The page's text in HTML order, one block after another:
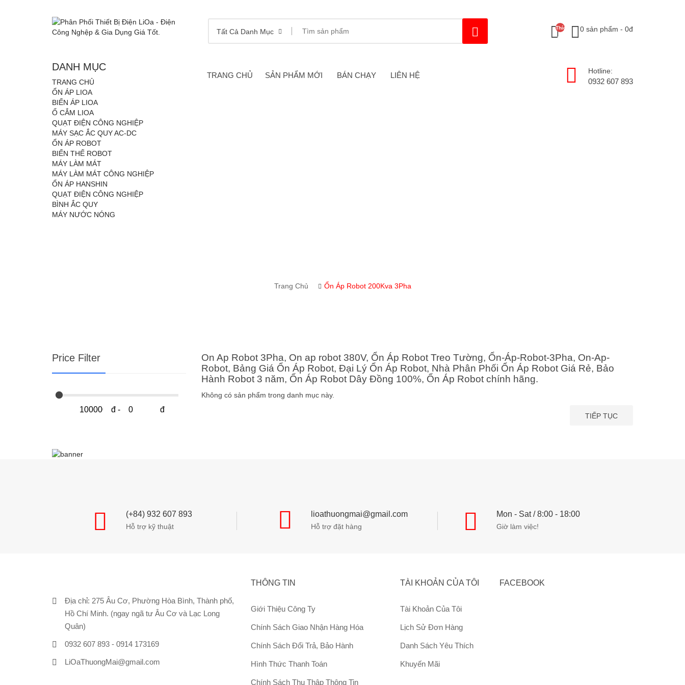
Tất Cả Danh Mục 0 sản phẩm - 0đ
Thích
(0)
DANH MỤC
TRANG CHỦ
ỔN ÁP LIOA
BIẾN ÁP LIOA
Ổ CẮM LIOA
QUẠT ĐIỆN CÔNG NGHIỆP
MÁY SẠC ẮC QUY AC-DC
ỔN ÁP ROBOT
BIẾN THẾ ROBOT
MÁY LÀM MÁT
MÁY LÀM MÁT CÔNG NGHIỆP
ỔN ÁP HANSHIN
QUẠT ĐIỆN CÔNG NGHIỆP
BÌNH ẮC QUY
MÁY NƯỚC NÓNG
TRANG CHỦ SẢN PHẨM MỚI BÁN CHẠY LIÊN HỆ Hotline:
0932 607 893
Trang Chủ Ổn Áp Robot 200Kva 3Pha
Price Filter
đ- đ
On Ap Robot 3Pha, On ap robot 380V, Ổn Áp Robot Treo Tường, Ổn-Áp-Robot-3Pha, On-Ap-
Robot, Bảng Giá Ổn Áp Robot, Đại Lý Ổn Áp Robot, Nhà Phân Phối Ổn Áp Robot Giá Rẻ, Bảo
Hành Robot 3 năm, Ổn Áp Robot Dây Đồng 100%, Ổn Áp Robot chính hãng.
Không có sản phẩm trong danh mục này.
TIẾP TỤC
(+84) 932 607 893
Hỗ trợ kỹ thuật
lioathuongmai@gmail.com
Hỗ trợ đặt hàng
Mon - Sat / 8:00 - 18:00
Giờ làm việc!
Địa chỉ: 275 Âu Cơ, Phường Hòa Bình, Thành phố,
Hồ Chí Minh. (ngay ngã tư Âu Cơ và Lạc Long
Quân)
0932 607 893 - 0914 173169
LiOaThuongMai@gmail.com
THÔNG TIN
Giới Thiệu Công Ty
Chính Sách Giao Nhận Hàng Hóa
Chính Sách Đổi Trả, Bảo Hành
Hình Thức Thanh Toán
Chính Sách Thu Thập Thông Tin
TÀI KHOẢN CỦA TÔI
Tài Khoản Của Tôi
Lịch Sử Đơn Hàng
Danh Sách Yêu Thích
Khuyến Mãi
FACEBOOK